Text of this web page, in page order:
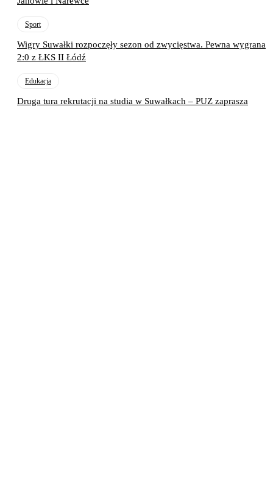
Sport
Wigry Suwałki rozpoczęły sezon od zwycięstwa. Pewna wygrana
2:0 z ŁKS II Łódź
Edukacja
Druga tura rekrutacji na studia w Suwałkach – PUZ zaprasza